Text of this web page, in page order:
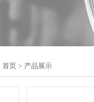
首页 > 产品展示